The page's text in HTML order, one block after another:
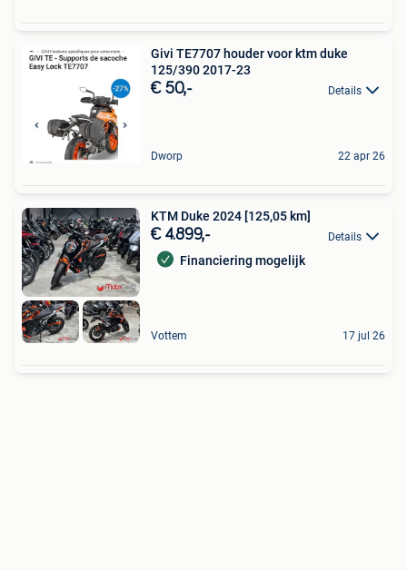
Givi TE7707 houder voor ktm duke
125/390 2017-23
€ 50,- Details
Dworp 22 apr 26
KTM Duke 2024 [125,05 km]
€ 4.899,- Details
Financiering mogelijk
Vottem 17 jul 26